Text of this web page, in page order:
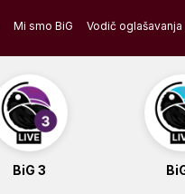
Mi smo BiG Vodič oglašavanja
BiG 3